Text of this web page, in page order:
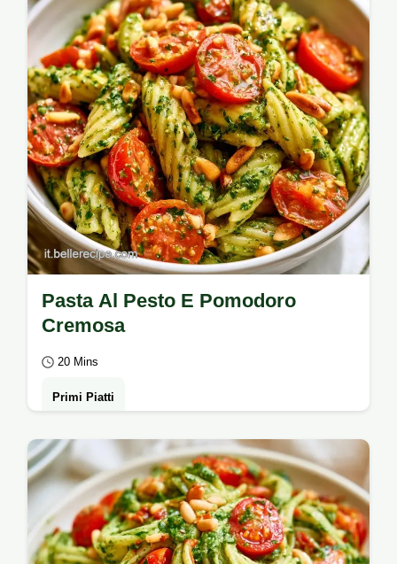
Pasta Al Pesto E Pomodoro
Cremosa
20 Mins
Primi Piatti
Un piatto cremoso e profumato con la Pasta
Al Pesto E Pomodoro. Trovi la sezione
Perché questa pasta riesce bene per un
risultato…